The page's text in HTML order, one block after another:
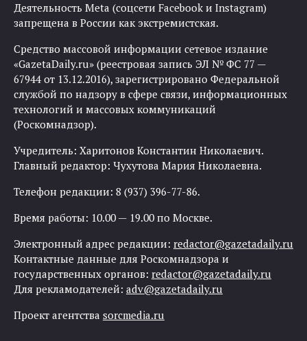
Деятельность Meta (соцсети Facebook и Instagram)
запрещена в России как экстремистская.
Средство массовой информации сетевое издание
«GazetaDaily.ru» (реестровая запись ЭЛ № ФС 77 —
67944 от 13.12.2016), зарегистрировано Федеральной
службой по надзору в сфере связи, информационных
технологий и массовых коммуникаций
(Роскомнадзор).
Учредитель: Харитонов Константин Николаевич.
Главный редактор: Чухутова Мария Николаевна.
Телефон редакции: 8 (937) 396-77-86.
Время работы: 10.00 — 19.00 по Москве.
Электронный адрес редакции: redactor@gazetadaily.ru
Контактные данные для Роскомнадзора и
государственных органов: redactor@gazetadaily.ru
Для рекламодателей: adv@gazetadaily.ru
Проект агентства sorcmedia.ru